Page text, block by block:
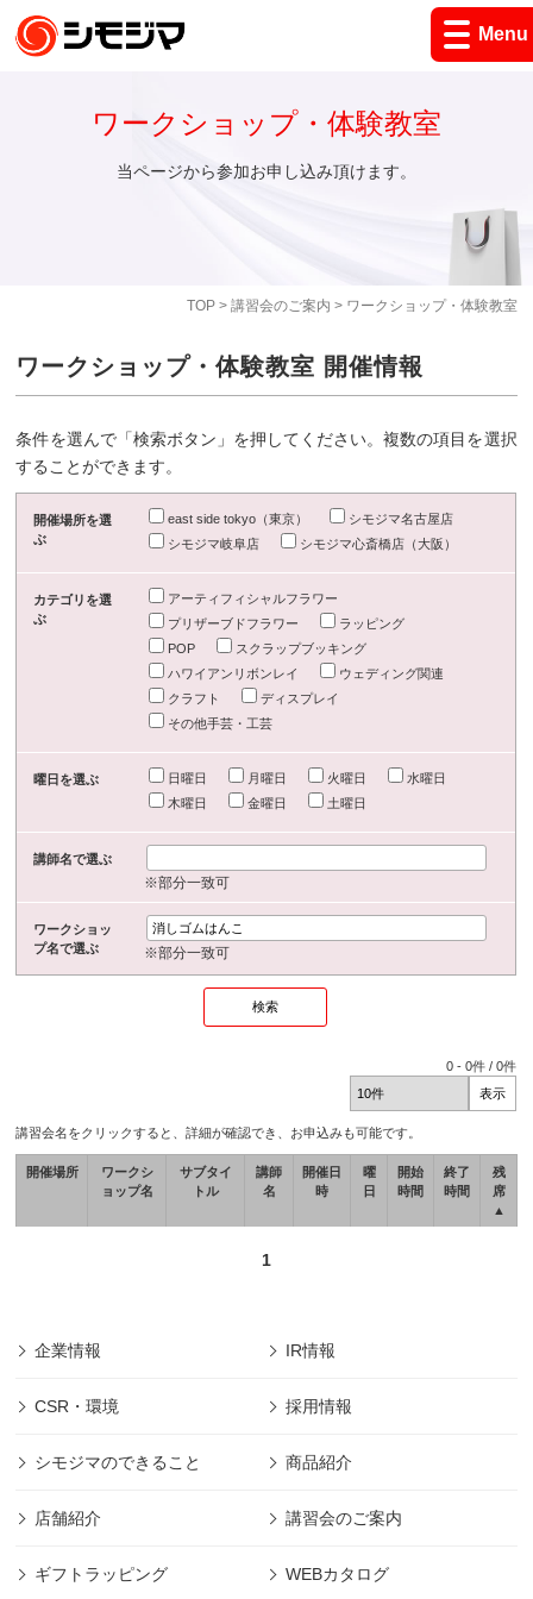
Menu
TOP> 講習会のご案内 > ワークショップ・体験教室
ワークショップ・体験教室
当ページから参加お申し込み頂けます。
ワークショップ・体験教室 開催情報
条件を選んで「検索ボタン」を押してください。複数の項目を選択
することができます。
開催場所を選
ぶ
east side tokyo（東京）
シモジマ名古屋店
シモジマ岐阜店
シモジマ心斎橋店（大阪）
カテゴリを選
ぶ
アーティフィシャルフラワー
プリザーブドフラワー
ラッピング
POP
スクラップブッキング
ハワイアンリボンレイ
ウェディング関連
クラフト
ディスプレイ
その他手芸・工芸
曜日を選ぶ 日曜日 月曜日 火曜日
水曜日
木曜日
金曜日 土曜日
講師名で選ぶ
※部分一致可
ワークショッ
プ名で選ぶ
※部分一致可
0 -0件 /0件
講習会名をクリックすると、詳細が確認でき、お申込みも可能です。
開催場所
ワークシ
ョップ名
サブタイ
トル
講師
名
開催日
時
曜
日
開始
時間
終了
時間
残
席
▲
1
企業情報 IR情報
CSR・環境 採用情報
シモジマのできること 商品紹介
店舗紹介 講習会のご案内
ギフトラッピング WEBカタログ